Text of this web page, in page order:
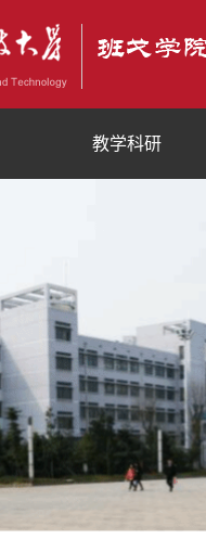
教学科研